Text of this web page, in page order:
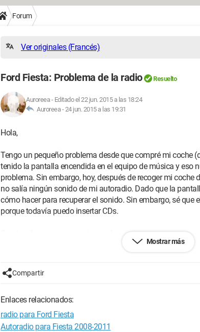
Forum
Ver originales (Francés)
Ford Fiesta: Problema de la radio Resuelto
Auroreea- Editado el 22 jun. 2015 a las 18:24
Auroreea -24 jun. 2015 a las 19:31
Hola,
Tengo un pequeño problema desde que compré mi coche
tenido la pantalla encendida en el equipo de música y eso
problema. Sin embargo, hoy, después de recoger mi coche
no salía ningún sonido de mi autoradio. Dado que la
cómo hacer para recuperar el sonido. Sin embargo, sé
porque todavía puedo insertar CDs.
Mostrar más
Compartir
Enlaces relacionados:
radio para Ford Fiesta
Autoradio para Fiesta 2008-2011